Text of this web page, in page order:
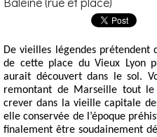
De vieilles légendes
de cette place du Vieux Lyon
aurait découvert dans le sol.
remontant de Marseille tout le
crever dans la vieille capitale
elle conservée de l’époque
finalement être soudainement